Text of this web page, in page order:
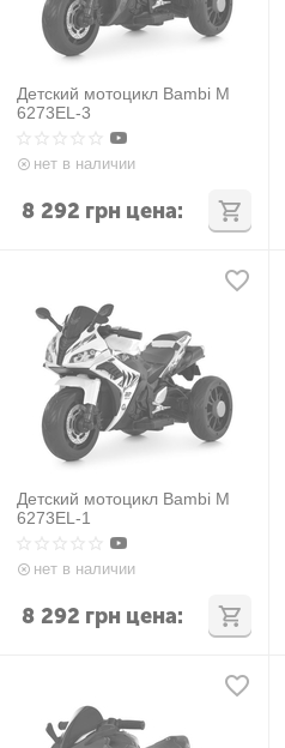
Детский мотоцикл Bambi M
6273EL-3
нет в наличии
8 292 грн цена:
Детский мотоцикл Bambi M
6273EL-1
нет в наличии
8 292 грн цена: